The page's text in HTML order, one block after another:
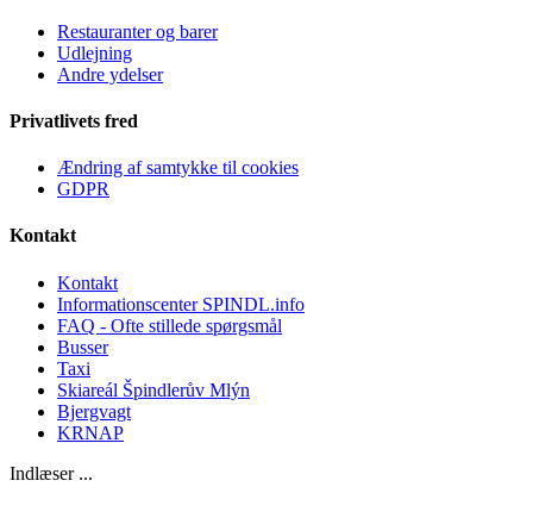
Restauranter og barer
Udlejning
Andre ydelser
Privatlivets fred
Ændring af samtykke til cookies
GDPR
Kontakt
Kontakt
Informationscenter SPINDL.info
FAQ - Ofte stillede spørgsmål
Busser
Taxi
Skiareál Špindlerův Mlýn
Bjergvagt
KRNAP
Indlæser ...